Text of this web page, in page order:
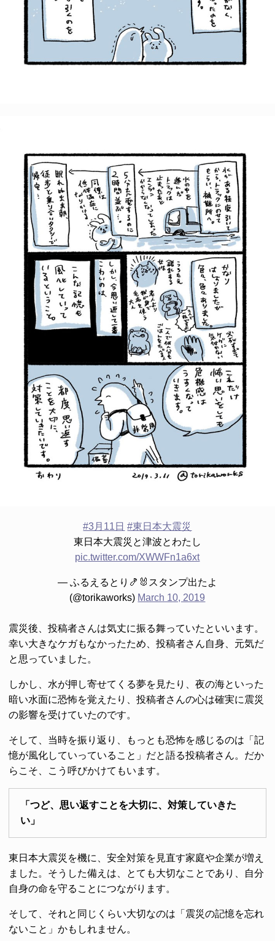
#3月11日 #東日本大震災
東日本大震災と津波とわたし
pic.twitter.com/XWWFn1a6xt
— ふるえるとり🍤🐰スタンプ出たよ
(@torikaworks) March 10, 2019
震災後、投稿者さんは気丈に振る舞っていたといいます。
幸い大きなケガもなかったため、投稿者さん自身、元気だ
と思っていました。
しかし、水が押し寄せてくる夢を見たり、夜の海といった
暗い水面に恐怖を覚えたり、投稿者さんの心は確実に震災
の影響を受けていたのです。
そして、当時を振り返り、もっとも恐怖を感じるのは「記
憶が風化していっていること」だと語る投稿者さん。だか
らこそ、こう呼びかけてもいます。
「つど、思い返すことを大切に、対策していきた
い」
東日本大震災を機に、安全対策を見直す家庭や企業が増え
ました。そうした備えは、とても大切なことであり、自分
自身の命を守ることにつながります。
そして、それと同じくらい大切なのは「震災の記憶を忘れ
ないこと」かもしれません。